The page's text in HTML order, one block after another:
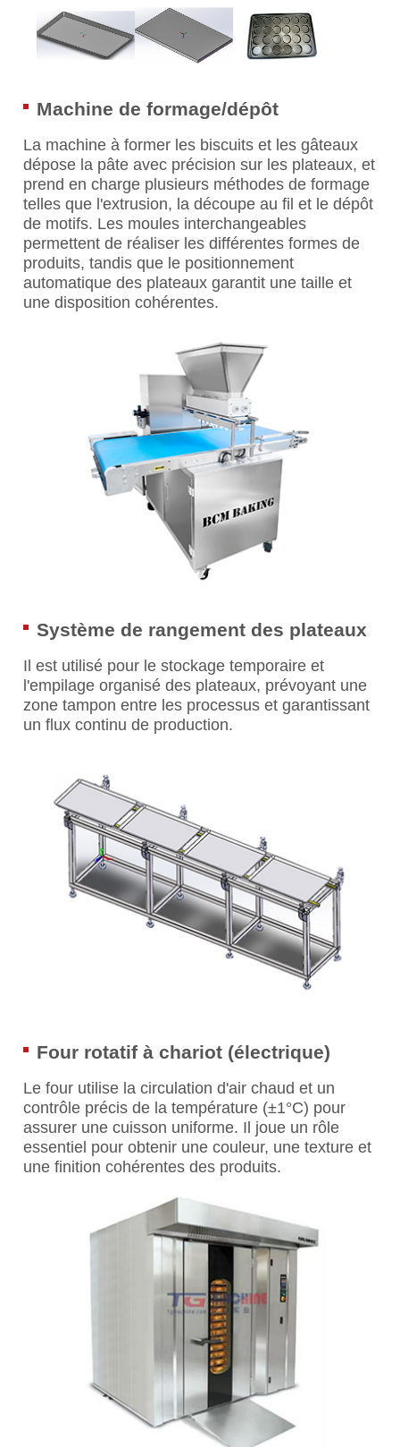
Machine de formage/dépôt
La machine à former les biscuits et les gâteaux
dépose la pâte avec précision sur les plateaux, et
prend en charge plusieurs méthodes de formage
telles que l'extrusion, la découpe au fil et le dépôt
de motifs. Les moules interchangeables
permettent de réaliser les différentes formes de
produits, tandis que le positionnement
automatique des plateaux garantit une taille et
une disposition cohérentes.
Système de rangement des plateaux
Il est utilisé pour le stockage temporaire et
l'empilage organisé des plateaux, prévoyant une
zone tampon entre les processus et garantissant
un flux continu de production.
Four rotatif à chariot (électrique)
Le four utilise la circulation d'air chaud et un
contrôle précis de la température (±1°C) pour
assurer une cuisson uniforme. Il joue un rôle
essentiel pour obtenir une couleur, une texture et
une finition cohérentes des produits.